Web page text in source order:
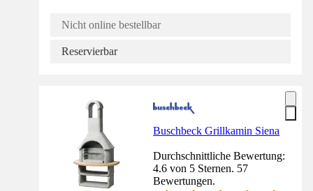
Nicht online bestellbar
Reservierbar
Buschbeck Grillkamin Siena
Durchschnittliche Bewertung:
4.6 von 5 Sternen. 57
Bewertungen.